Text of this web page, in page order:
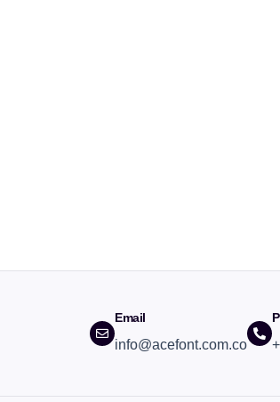
Email
info@acefont.com.co